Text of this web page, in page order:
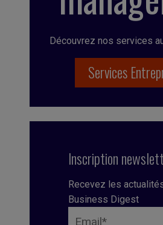
Découvrez nos services
Services
Inscription
Recevez les
Business Digest